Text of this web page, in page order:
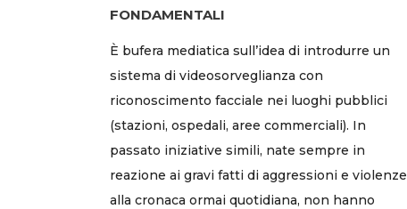
FONDAMENTALI
È bufera mediatica sull’idea di introdurre un
sistema di videosorveglianza con
riconoscimento facciale nei luoghi pubblici
(stazioni, ospedali, aree commerciali). In
passato iniziative simili, nate sempre in
reazione ai gravi fatti di aggressioni e violenze
alla cronaca ormai quotidiana, non hanno